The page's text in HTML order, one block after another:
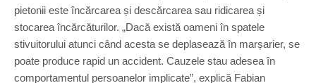
pietonii este încărcarea și descărcarea sau ridicarea și
stocarea încărcăturilor. „Dacă există oameni în spatele
stivuitorului atunci când acesta se deplasează în marșarier, se
poate produce rapid un accident. Cauzele stau adesea în
comportamentul persoanelor implicate”, explică Fabian